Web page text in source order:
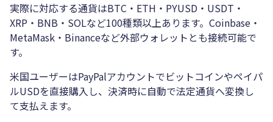
実際に対応する通貨はBTC・ETH・PYUSD・USDT・
XRP・BNB・SOLなど100種類以上あります。Coinbase・
MetaMask・Binanceなど外部ウォレットとも接続可能で
す。
米国ユーザーはPayPalアカウントでビットコインやペイパ
ルUSDを直接購入し、決済時に自動で法定通貨へ変換し
て支払えます。